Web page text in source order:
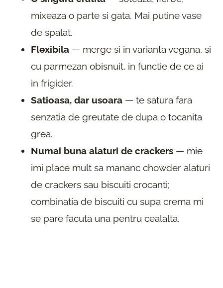
mixeaza o parte si gata. Mai putine vase
de spalat.
Flexibila — merge si in varianta vegana, si
cu parmezan obisnuit, in functie de ce ai
in frigider.
Satioasa, dar usoara — te satura fara
senzatia de greutate de dupa o tocanita
grea.
Numai buna alaturi de crackers — mie
imi place mult sa mananc chowder alaturi
de crackers sau biscuiti crocanti;
combinatia de biscuiti cu supa crema mi
se pare facuta una pentru cealalta.